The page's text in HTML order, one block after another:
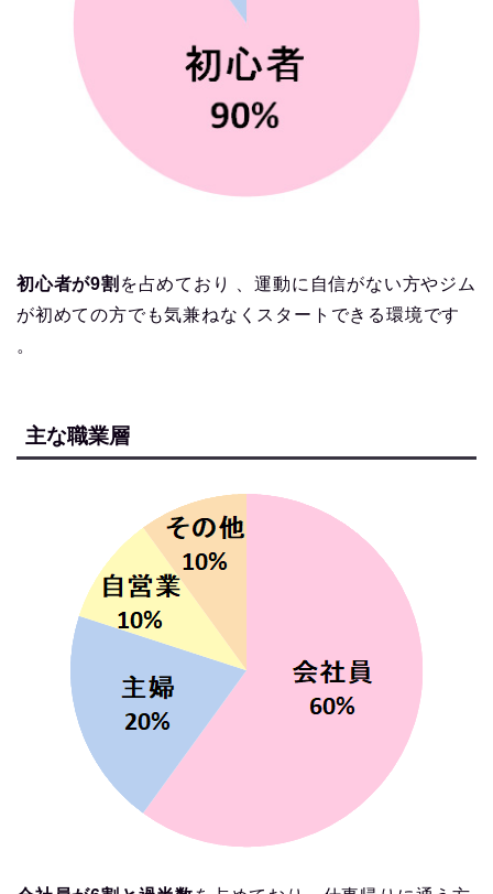
初心者が9割 を占めており 、運動に自信がない方やジム
が初めての方でも気兼ねなくスタートできる環境です
。
主な職業層